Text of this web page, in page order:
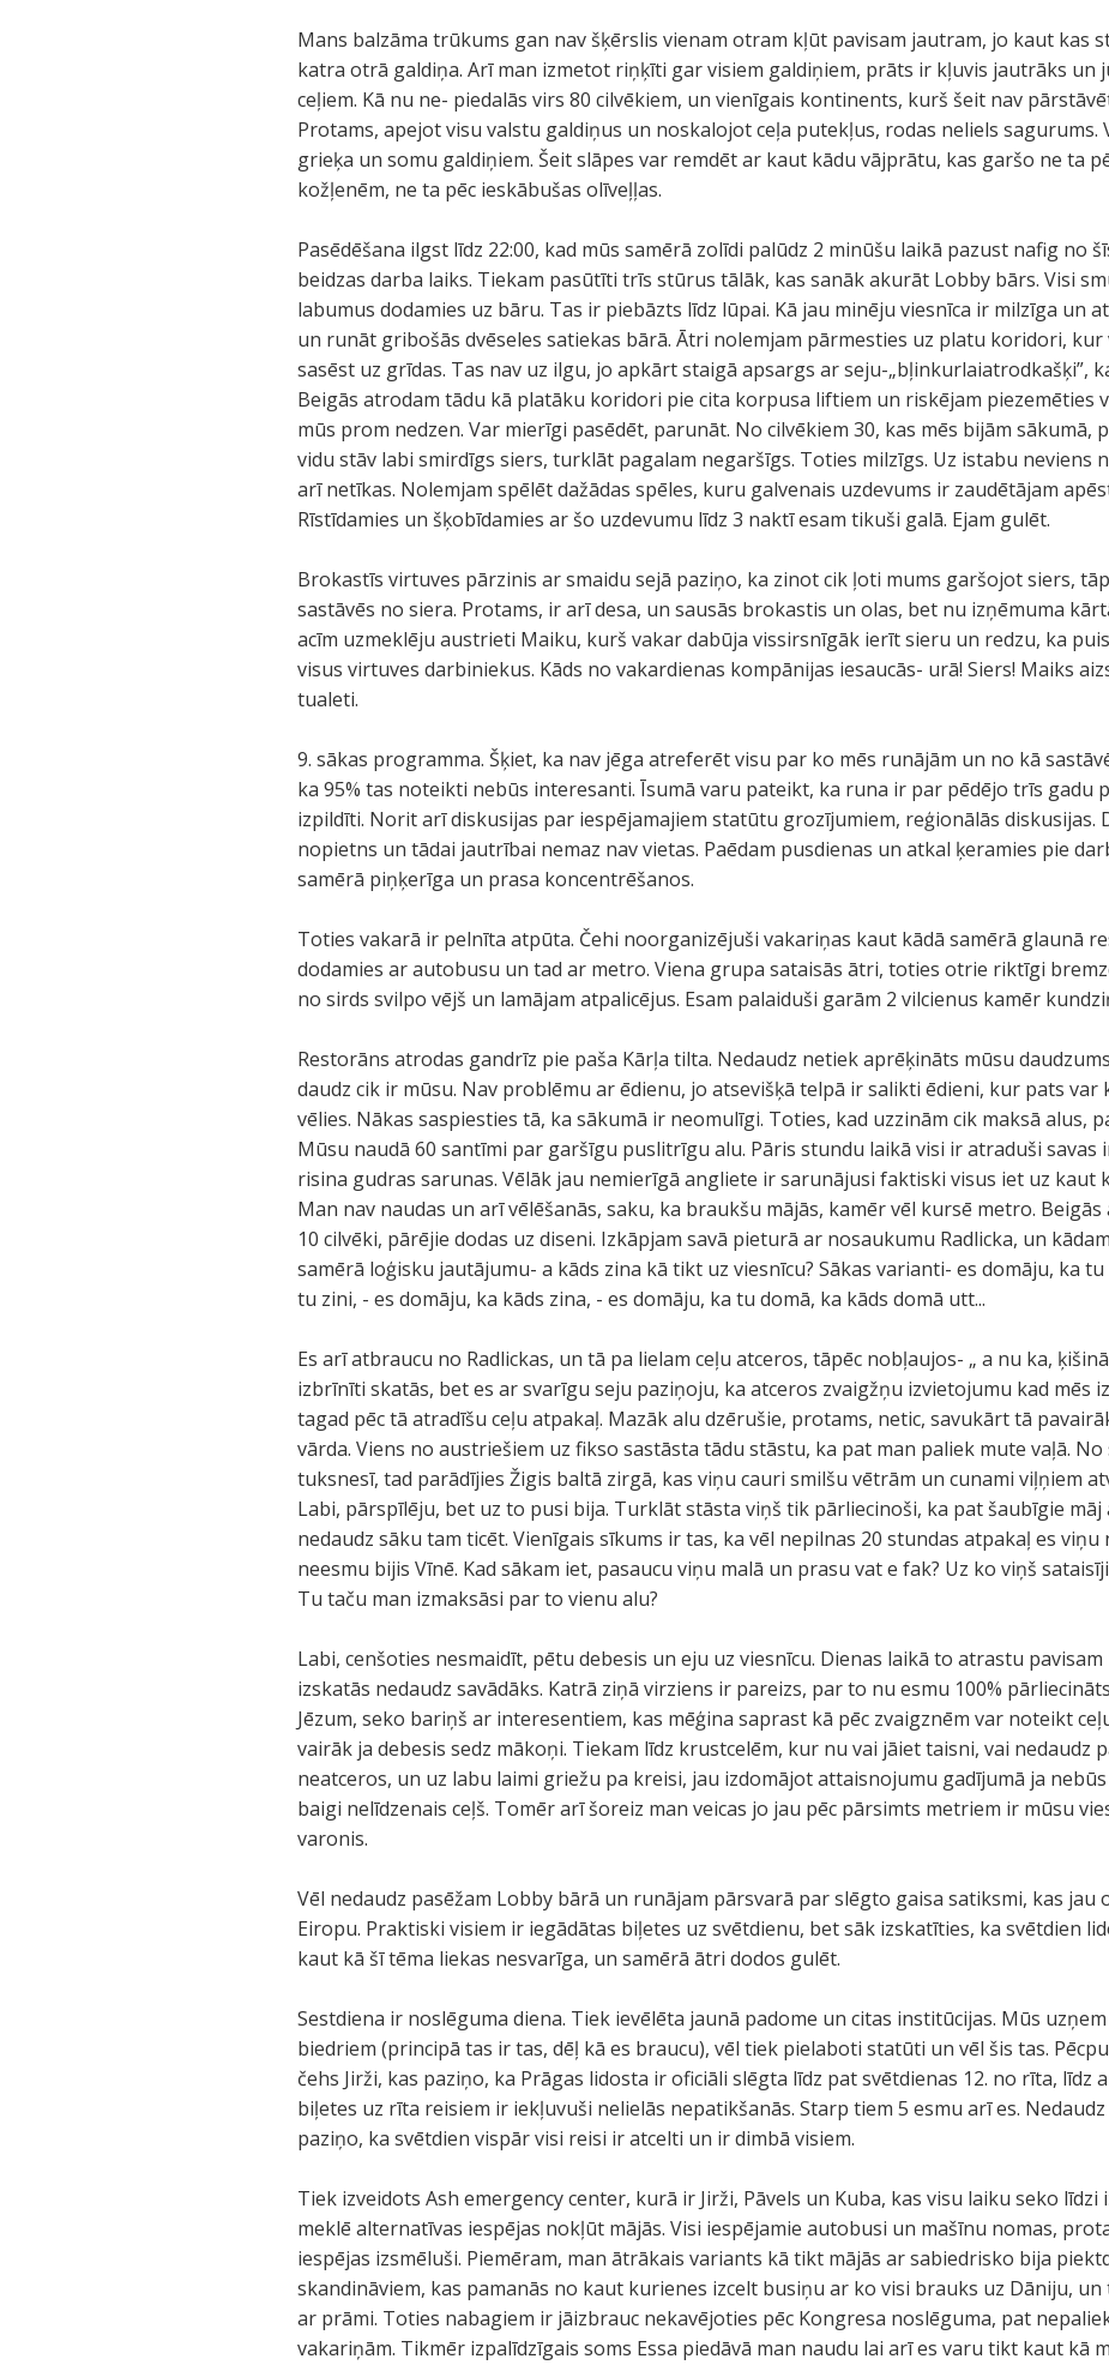
Mans balzāma trūkums gan nav šķērslis vienam otram kļūt pavisam jautram, jo kaut kas
katra otrā galdiņa. Arī man izmetot riņķīti gar visiem galdiņiem, prāts ir kļuvis jautrāks un
ceļiem. Kā nu ne- piedalās virs 80 cilvēkiem, un vienīgais kontinents, kurš šeit nav
Protams, apejot visu valstu galdiņus un noskalojot ceļa putekļus, rodas neliels sagurums.
grieķa un somu galdiņiem. Šeit slāpes var remdēt ar kaut kādu vājprātu, kas garšo ne ta
kožļenēm, ne ta pēc ieskābušas olīveļļas.
Pasēdēšana ilgst līdz 22:00, kad mūs samērā zolīdi palūdz 2 minūšu laikā pazust nafig no
beidzas darba laiks. Tiekam pasūtīti trīs stūrus tālāk, kas sanāk akurāt Lobby bārs. Visi
labumus dodamies uz bāru. Tas ir piebāzts līdz lūpai. Kā jau minēju viesnīca ir milzīga un
un runāt gribošās dvēseles satiekas bārā. Ātri nolemjam pārmesties uz platu koridori,
sasēst uz grīdas. Tas nav uz ilgu, jo apkārt staigā apsargs ar seju-„bļinkurlaiatrodkašķi”,
Beigās atrodam tādu kā platāku koridori pie cita korpusa liftiem un riskējam piezemēties
mūs prom nedzen. Var mierīgi pasēdēt, parunāt. No cilvēkiem 30, kas mēs bijām sākumā,
vidu stāv labi smirdīgs siers, turklāt pagalam negaršīgs. Toties milzīgs. Uz istabu neviens
arī netīkas. Nolemjam spēlēt dažādas spēles, kuru galvenais uzdevums ir zaudētājam
Rīstīdamies un šķobīdamies ar šo uzdevumu līdz 3 naktī esam tikuši galā. Ejam gulēt.
Brokastīs virtuves pārzinis ar smaidu sejā paziņo, ka zinot cik ļoti mums garšojot siers,
sastāvēs no siera. Protams, ir arī desa, un sausās brokastis un olas, bet nu izņēmuma
acīm uzmeklēju austrieti Maiku, kurš vakar dabūja vissirsnīgāk ierīt sieru un redzu, ka
visus virtuves darbiniekus. Kāds no vakardienas kompānijas iesaucās- urā! Siers! Maiks
tualeti.
9. sākas programma. Šķiet, ka nav jēga atreferēt visu par ko mēs runājām un no kā
ka 95% tas noteikti nebūs interesanti. Īsumā varu pateikt, ka runa ir par pēdējo trīs gadu
izpildīti. Norit arī diskusijas par iespējamajiem statūtu grozījumiem, reģionālās diskusijas.
nopietns un tādai jautrībai nemaz nav vietas. Paēdam pusdienas un atkal ķeramies pie
samērā piņķerīga un prasa koncentrēšanos.
Toties vakarā ir pelnīta atpūta. Čehi noorganizējuši vakariņas kaut kādā samērā glaunā
dodamies ar autobusu un tad ar metro. Viena grupa sataisās ātri, toties otrie riktīgi
no sirds svilpo vējš un lamājam atpalicējus. Esam palaiduši garām 2 vilcienus kamēr
Restorāns atrodas gandrīz pie paša Kārļa tilta. Nedaudz netiek aprēķināts mūsu
daudz cik ir mūsu. Nav problēmu ar ēdienu, jo atsevišķā telpā ir salikti ēdieni, kur pats var
vēlies. Nākas saspiesties tā, ka sākumā ir neomulīgi. Toties, kad uzzinām cik maksā alus,
Mūsu naudā 60 santīmi par garšīgu puslitrīgu alu. Pāris stundu laikā visi ir atraduši savas
risina gudras sarunas. Vēlāk jau nemierīgā angliete ir sarunājusi faktiski visus iet uz kaut
Man nav naudas un arī vēlēšanās, saku, ka braukšu mājās, kamēr vēl kursē metro.
10 cilvēki, pārējie dodas uz diseni. Izkāpjam savā pieturā ar nosaukumu Radlicka, un
samērā loģisku jautājumu- a kāds zina kā tikt uz viesnīcu? Sākas varianti- es domāju, ka tu
tu zini, - es domāju, ka kāds zina, - es domāju, ka tu domā, ka kāds domā utt...
Es arī atbraucu no Radlickas, un tā pa lielam ceļu atceros, tāpēc nobļaujos- „ a nu ka,
izbrīnīti skatās, bet es ar svarīgu seju paziņoju, ka atceros zvaigžņu izvietojumu kad mēs
tagad pēc tā atradīšu ceļu atpakaļ. Mazāk alu dzērušie, protams, netic, savukārt tā
vārda. Viens no austriešiem uz fikso sastāsta tādu stāstu, ka pat man paliek mute vaļā.
tuksnesī, tad parādījies Žigis baltā zirgā, kas viņu cauri smilšu vētrām un cunami viļņiem
Labi, pārspīlēju, bet uz to pusi bija. Turklāt stāsta viņš tik pārliecinoši, ka pat šaubīgie māj
nedaudz sāku tam ticēt. Vienīgais sīkums ir tas, ka vēl nepilnas 20 stundas atpakaļ es viņu
neesmu bijis Vīnē. Kad sākam iet, pasaucu viņu malā un prasu vat e fak? Uz ko viņš
Tu taču man izmaksāsi par to vienu alu?
Labi, cenšoties nesmaidīt, pētu debesis un eju uz viesnīcu. Dienas laikā to atrastu
izskatās nedaudz savādāks. Katrā ziņā virziens ir pareizs, par to nu esmu 100%
Jēzum, seko bariņš ar interesentiem, kas mēģina saprast kā pēc zvaigznēm var noteikt
vairāk ja debesis sedz mākoņi. Tiekam līdz krustcelēm, kur nu vai jāiet taisni, vai nedaudz
neatceros, un uz labu laimi griežu pa kreisi, jau izdomājot attaisnojumu gadījumā ja
baigi nelīdzenais ceļš. Tomēr arī šoreiz man veicas jo jau pēc pārsimts metriem ir mūsu
varonis.
Vēl nedaudz pasēžam Lobby bārā un runājam pārsvarā par slēgto gaisa satiksmi, kas
Eiropu. Praktiski visiem ir iegādātas biļetes uz svētdienu, bet sāk izskatīties, ka svētdien
kaut kā šī tēma liekas nesvarīga, un samērā ātri dodos gulēt.
Sestdiena ir noslēguma diena. Tiek ievēlēta jaunā padome un citas institūcijas. Mūs
biedriem (principā tas ir tas, dēļ kā es braucu), vēl tiek pielaboti statūti un vēl šis tas.
čehs Jirži, kas paziņo, ka Prāgas lidosta ir oficiāli slēgta līdz pat svētdienas 12. no rīta, līdz
biļetes uz rīta reisiem ir iekļuvuši nelielās nepatikšanās. Starp tiem 5 esmu arī es.
paziņo, ka svētdien vispār visi reisi ir atcelti un ir dimbā visiem.
Tiek izveidots Ash emergency center, kurā ir Jirži, Pāvels un Kuba, kas visu laiku seko līdzi
meklē alternatīvas iespējas nokļūt mājās. Visi iespējamie autobusi un mašīnu nomas,
iespējas izsmēluši. Piemēram, man ātrākais variants kā tikt mājās ar sabiedrisko bija
skandināviem, kas pamanās no kaut kurienes izcelt busiņu ar ko visi brauks uz Dāniju,
ar prāmi. Toties nabagiem ir jāizbrauc nekavējoties pēc Kongresa noslēguma, pat
vakariņām. Tikmēr izpalīdzīgais soms Essa piedāvā man naudu lai arī es varu tikt kaut kā